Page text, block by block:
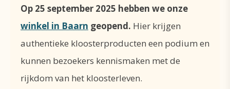
Op 25 september 2025 hebben we onze
winkel in Baarn geopend. Hier krijgen
authentieke kloosterproducten een podium en
kunnen bezoekers kennismaken met de
rijkdom van het kloosterleven.